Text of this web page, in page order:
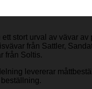
ett stort urval av vävar av
från Sattler,
från Soltis.
levererar